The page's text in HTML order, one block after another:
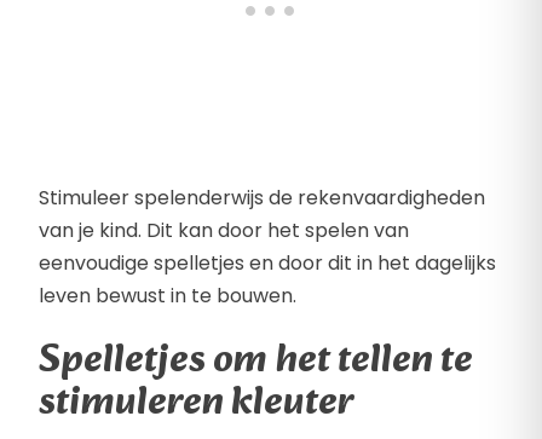
Stimuleer spelenderwijs de rekenvaardigheden
van je kind. Dit kan door het spelen van
eenvoudige spelletjes en door dit in het dagelijks
leven bewust in te bouwen.
Spelletjes om het tellen te
stimuleren kleuter